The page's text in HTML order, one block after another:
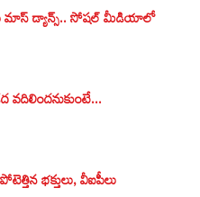
మాస్ డ్యాన్స్.. సోషల్ మీడియాలో
భక్తులు, వీఐపీలు